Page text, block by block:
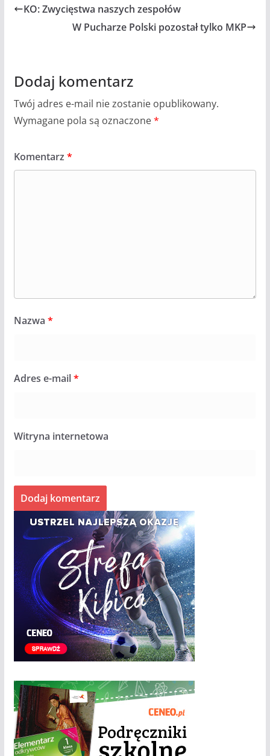
KO: Zwycięstwa naszych zespołów
W Pucharze Polski pozostał tylko MKP
Dodaj komentarz
Twój adres e-mail nie zostanie opublikowany.
Wymagane pola są oznaczone*
Komentarz *
Nazwa *
Adres e-mail*
Witryna internetowa